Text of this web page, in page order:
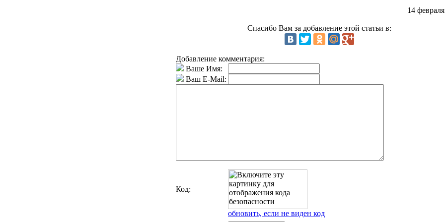
14
Спасибо Вам за добавление этой статьи в:
Добавление комментария:
Ваше Имя:
Ваш E-Mail:
Код:
обновить, если не виден код